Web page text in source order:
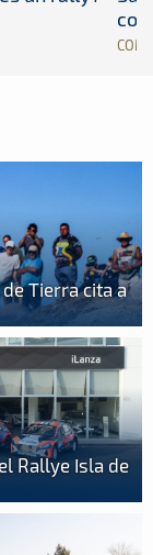
Tierra cita a
Rallye Isla de